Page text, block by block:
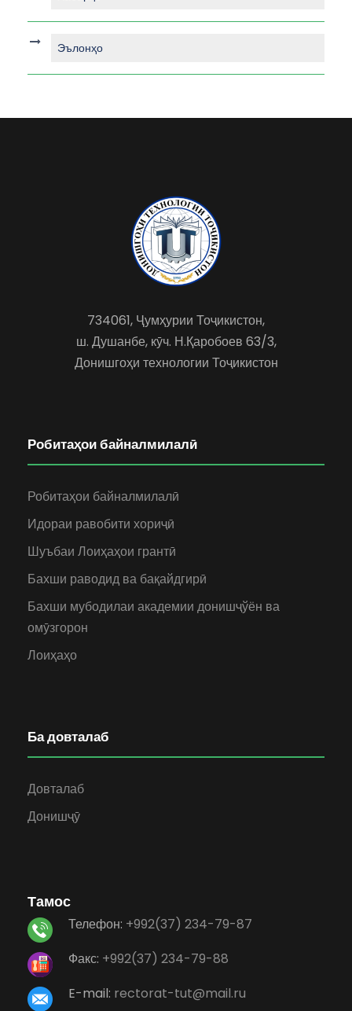
Эълонҳо
734061, Ҷумҳурии Тоҷикистон,
ш. Душанбе, кӯч. Н.Қаробоев 63/3,
Донишгоҳи технологии Тоҷикистон
Робитаҳои байналмилалӣ
Робитаҳои байналмилалӣ
Идораи равобити хориҷӣ
Шуъбаи Лоиҳаҳои грантӣ
Бахши раводид ва бақайдгирӣ
Бахши мубодилаи академии донишҷўён ва
омӯзгорон
Лоиҳаҳо
Ба довталаб
Довталаб
Донишҷӯ
Тамос
Телефон: +992(37) 234-79-87
Факс: +992(37) 234-79-88
E-mail: rectorat-tut@mail.ru